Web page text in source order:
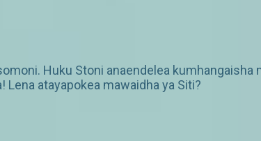
Huku Stoni anaendelea kumhangaisha
atayapokea mawaidha ya Siti?